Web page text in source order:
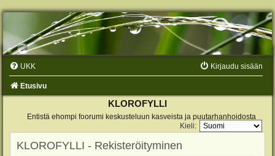
UKK Kirjaudu sisään
Etusivu
KLOROFYLLI
Entistä ehompi foorumi keskusteluun kasveista ja puutarhanhoidosta
Kieli:
KLOROFYLLI - Rekisteröityminen